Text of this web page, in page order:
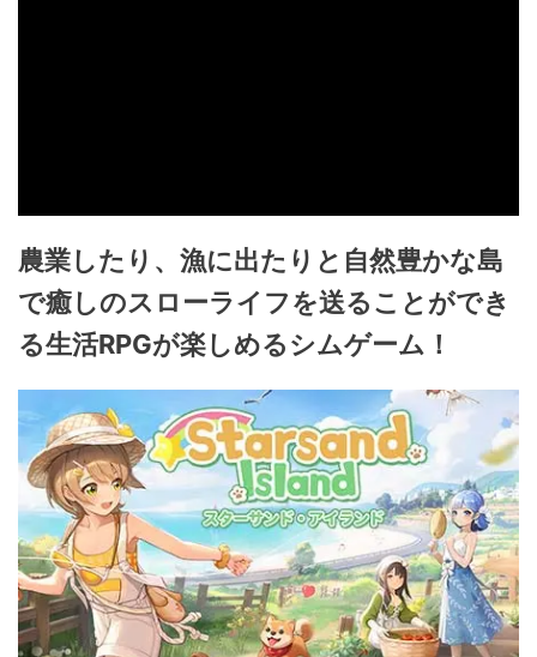
農業したり、漁に出たりと自然豊かな島
で癒しのスローライフを送ることができ
る生活RPGが楽しめるシムゲーム！